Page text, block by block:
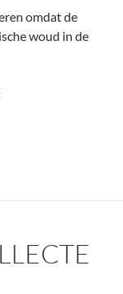
omdat de
woud in de